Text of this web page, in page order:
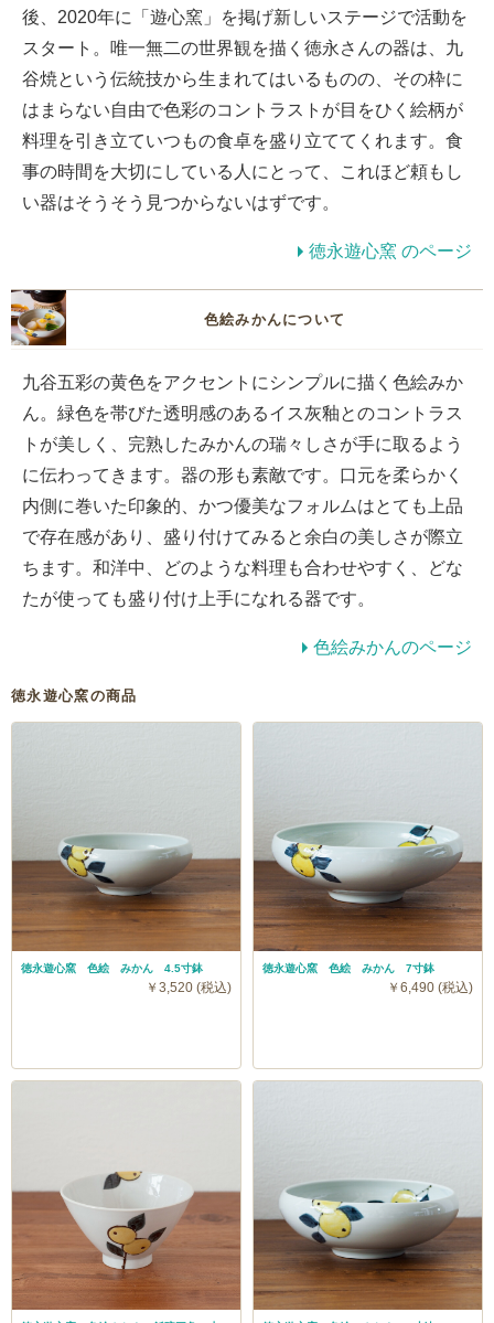
後、2020年に「遊心窯」を掲げ新しいステージで活動を
スタート。唯一無二の世界観を描く徳永さんの器は、九
谷焼という伝統技から生まれてはいるものの、その枠に
はまらない自由で色彩のコントラストが目をひく絵柄が
料理を引き立ていつもの食卓を盛り立ててくれます。食
事の時間を大切にしている人にとって、これほど頼もし
い器はそうそう見つからないはずです。
徳永遊心窯 のページ
色絵みかんについて
九谷五彩の黄色をアクセントにシンプルに描く色絵みか
ん。緑色を帯びた透明感のあるイス灰釉とのコントラス
トが美しく、完熟したみかんの瑞々しさが手に取るよう
に伝わってきます。器の形も素敵です。口元を柔らかく
内側に巻いた印象的、かつ優美なフォルムはとても上品
で存在感があり、盛り付けてみると余白の美しさが際立
ちます。和洋中、どのような料理も合わせやすく、どな
たが使っても盛り付け上手になれる器です。
色絵みかんのページ
徳永遊心窯の商品
徳永遊心窯 色絵 みかん 4.5寸鉢
￥3,520 (税込)
徳永遊心窯 色絵 みかん 7寸鉢
￥6,490 (税込)